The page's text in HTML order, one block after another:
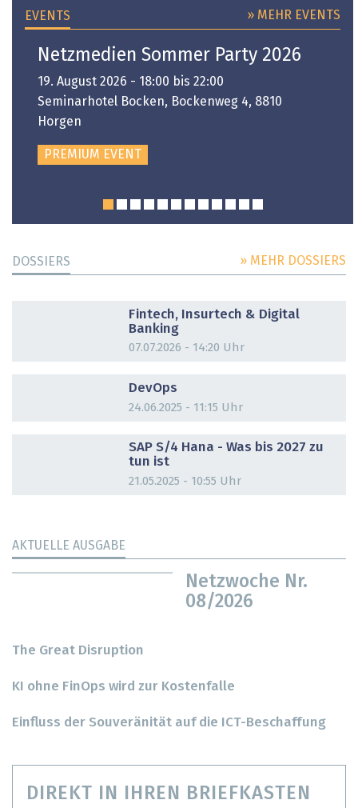
EVENTS » MEHR EVENTS
Netzmedien Sommer Party 2026
19. August 2026 - 18:00 bis 22:00
Seminarhotel Bocken, Bockenweg 4, 8810
Horgen
PREMIUM EVENT
DOSSIERS » MEHR DOSSIERS
Fintech, Insurtech & Digital
Banking
07.07.2026 - 14:20 Uhr
DevOps
24.06.2025 - 11:15 Uhr
SAP S/4 Hana - Was bis 2027 zu
tun ist
21.05.2025 - 10:55 Uhr
AKTUELLE AUSGABE
Netzwoche Nr.
08/2026
The Great Disruption
KI ohne FinOps wird zur Kostenfalle
Einfluss der Souveränität auf die ICT-Beschaffung
DIREKT IN IHREN BRIEFKASTEN